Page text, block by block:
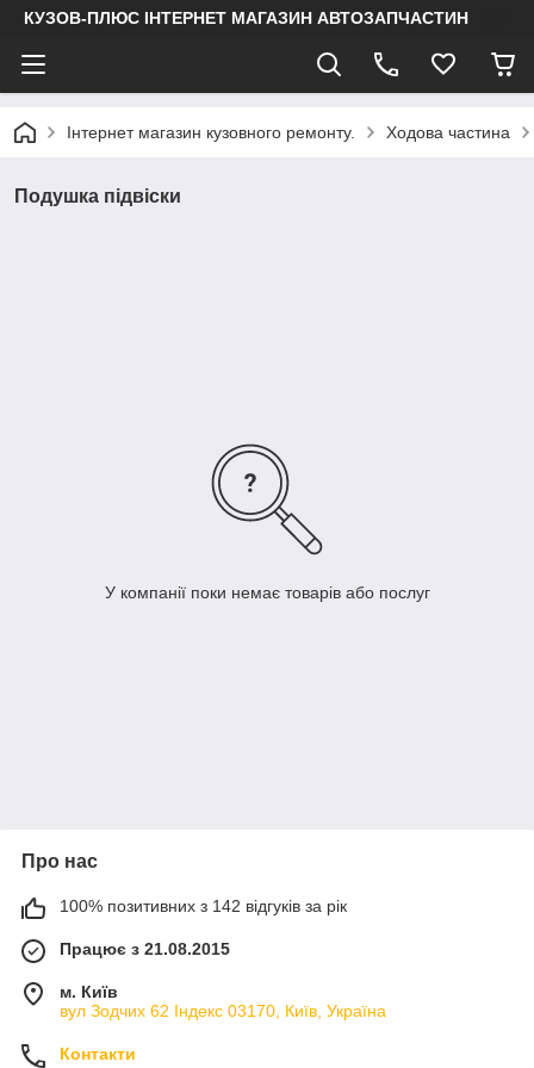
КУЗОВ-ПЛЮС ІНТЕРНЕТ МАГАЗИН АВТОЗАПЧАСТИН
Інтернет магазин кузовного ремонту. Ходова частина
Подушка підвіски
У компанії поки немає товарів або послуг
Про нас
100% позитивних з 142 відгуків за рік
Працює з 21.08.2015
м. Київ
вул Зодчих 62 Індекс 03170, Київ, Україна
Контакти